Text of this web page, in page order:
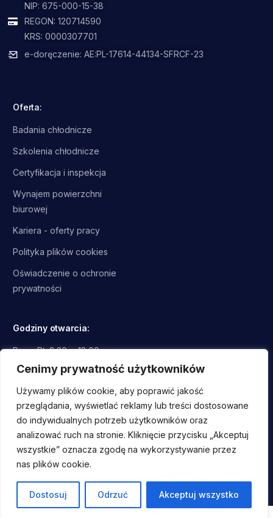
Cenimy prywatność użytkowników
Używamy plików cookie, aby poprawić jakość
przeglądania, wyświetlać reklamy lub treści dostosowane
do indywidualnych potrzeb użytkowników oraz
analizować ruch na stronie. Kliknięcie przycisku „Akceptuj
wszystkie” oznacza zgodę na wykorzystywanie przez
nas plików cookie.
Dostosuj Odrzuć Akceptuj wszystko
NIP: 675-000-15-38
REGON: 120714590
KRS: 0000307701
e-doręczenie: AE:PL-17614-44134-SFRCF-23
Oferta:
Badania chłodnicze
Szkolenia chłodnicze
Certyfikacja i inspekcja
Wynajem powierzchni
biurowej
Kariera - oferty pracy
Polityka plików cookies
Oświadczenie o ochronie
prywatności
Godziny otwarcia:
Pon - Pt: 8.30 - 18.00
Sob, Nd: Zamknięte
2026© Wszystkie prawa zastrzeżone Centralny Ośrodek
Chłodnictwa w Krakowie Sp. z o.o.